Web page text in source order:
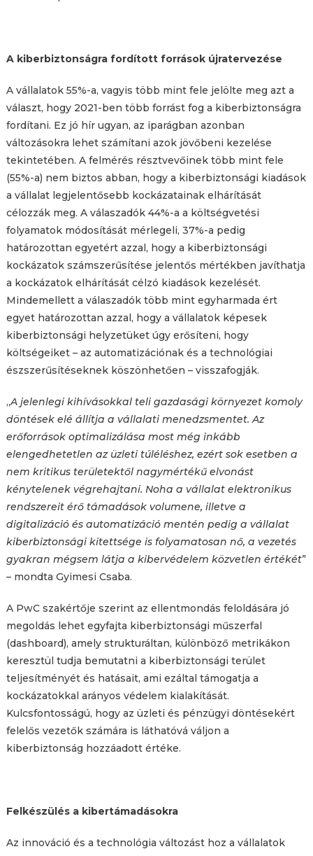
A kiberbiztonságra fordított források újratervezése
A vállalatok 55%-a, vagyis több mint fele jelölte meg azt a
választ, hogy 2021-ben több forrást fog a kiberbiztonságra
fordítani. Ez jó hír ugyan, az iparágban azonban
változásokra lehet számítani azok jövőbeni kezelése
tekintetében. A felmérés résztvevőinek több mint fele
(55%-a) nem biztos abban, hogy a kiberbiztonsági kiadások
a vállalat legjelentősebb kockázatainak elhárítását
célozzák meg. A válaszadók 44%-a a költségvetési
folyamatok módosítását mérlegeli, 37%-a pedig
határozottan egyetért azzal, hogy a kiberbiztonsági
kockázatok számszerűsítése jelentős mértékben javíthatja
a kockázatok elhárítását célzó kiadások kezelését.
Mindemellett a válaszadók több mint egyharmada ért
egyet határozottan azzal, hogy a vállalatok képesek
kiberbiztonsági helyzetüket úgy erősíteni, hogy
költségeiket – az automatizációnak és a technológiai
észszerűsítéseknek köszönhetően – visszafogják.
„A jelenlegi kihívásokkal teli gazdasági környezet komoly
döntések elé állítja a vállalati menedzsmentet. Az
erőforrások optimalizálása most még inkább
elengedhetetlen az üzleti túléléshez, ezért sok esetben a
nem kritikus területektől nagymértékű elvonást
kénytelenek végrehajtani. Noha a vállalat elektronikus
rendszereit érő támadások volumene, illetve a
digitalizáció és automatizáció mentén pedig a vállalat
kiberbiztonsági kitettsége is folyamatosan nő, a vezetés
gyakran mégsem látja a kibervédelem közvetlen értékét”
– mondta Gyimesi Csaba.
A PwC szakértője szerint az ellentmondás feloldására jó
megoldás lehet egyfajta kiberbiztonsági műszerfal
(dashboard), amely strukturáltan, különböző metrikákon
keresztül tudja bemutatni a kiberbiztonsági terület
teljesítményét és hatásait, ami ezáltal támogatja a
kockázatokkal arányos védelem kialakítását.
Kulcsfontosságú, hogy az üzleti és pénzügyi döntésekért
felelős vezetők számára is láthatóvá váljon a
kiberbiztonság hozzáadott értéke.
Felkészülés a kibertámadásokra
Az innováció és a technológia változást hoz a vállalatok